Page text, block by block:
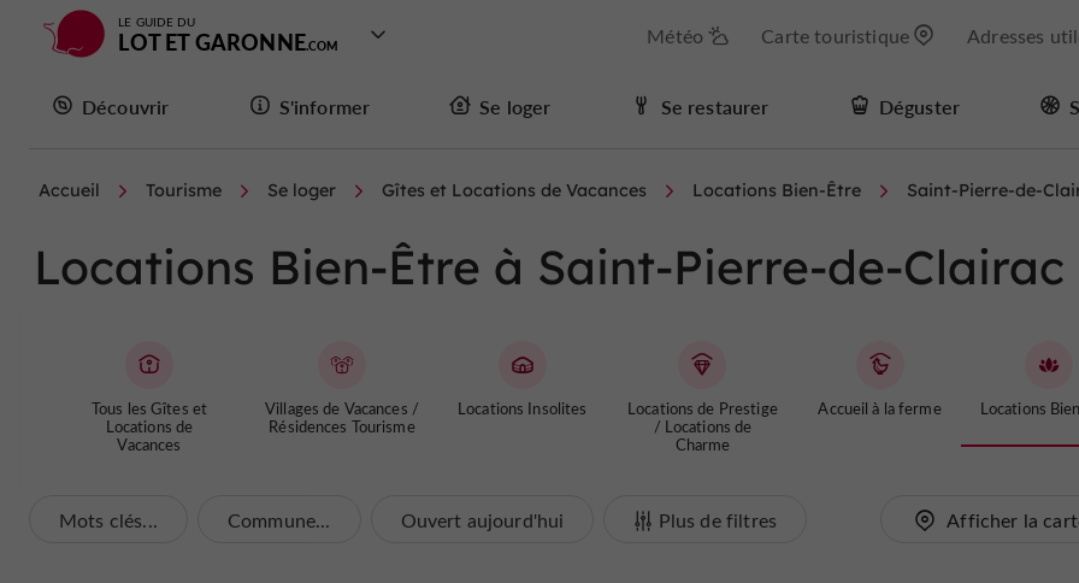
LE GUIDE DU
LOT ET GARONNE Météo Carte touristique Adresses
Découvrir S'informer Se loger Se restaurer Déguster
Accueil Tourisme Se loger Gîtes et Locations de Vacances Locations Bien-Être Saint-Pierre-de-
Locations Bien-Être à Saint-Pierre-de-Clairac
Tous les Gîtes et
Locations de
Vacances
Villages de Vacances /
Résidences Tourisme
Locations Insolites
Locations de Prestige
/ Locations de
Charme
Accueil à la ferme Locations
Mots clés... Commune... Ouvert aujourd'hui Plus de filtres Afficher la